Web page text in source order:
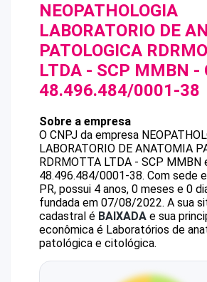
NEOPATHOLOGIA
LABORATORIO DE
PATOLOGICA
LTDA - SCP MMBN -
48.496.484/0001-38
Sobre a empresa
O CNPJ da empresa
LABORATORIO DE ANATOMIA
RDRMOTTA LTDA - SCP MMBN
48.496.484/0001-38. Com sede
PR, possui 4 anos, 0 meses e 0
fundada em 07/08/2022. A sua
cadastral é BAIXADA e sua
econômica é Laboratórios de
patológica e citológica.